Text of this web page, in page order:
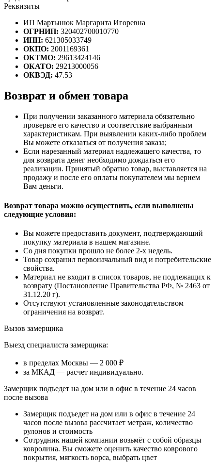
Реквизиты
ИП Мартынюк Маргарита Игоревна
ОГРНИП: 320402700010770
ИНН: 621305033749
ОКПО: 2001169361
ОКТМО: 29613424146
ОКАТО: 29213000056
ОКВЭД: 47.53
Возврат и обмен товара
При получении заказанного материала обязательно
проверьте его качество и соответствие выбранным
характеристикам. При выявлении каких-либо проблем
Вы можете отказаться от получения заказа;
Если нарезанный материал надлежащего качества, то
для возврата денег необходимо дождаться его
реализации. Принятый обратно товар, выставляется на
продажу и после его оплаты покупателем мы вернем
Вам деньги.
Возврат товара можно осуществить, если выполнены
следующие условия:
Вы можете предоставить документ, подтверждающий
покупку материала в нашем магазине.
Со дня покупки прошло не более 2-х недель.
Товар сохранил первоначальный вид и потребительские
свойства.
Материал не входит в список товаров, не подлежащих к
возврату (Постановление Правительства РФ, № 2463 от
31.12.20 г).
Отсутствуют установленные законодательством
ограничения на возврат.
Вызов замерщика
Выезд специалиста замерщика:
в пределах Москвы — 2 000 ₽
за МКАД — расчет индивидуально.
Замерщик подъедет на дом или в офис в течение 24 часов
после вызова
Замерщик подъедет на дом или в офис в течение 24
часов после вызова рассчитает метраж, количество
рулонов и стоимость
Сотрудник нашей компании возьмёт с собой образцы
ковролина. Вы сможете оценить качество коврового
покрытия, мягкость ворса, выбрать цвет